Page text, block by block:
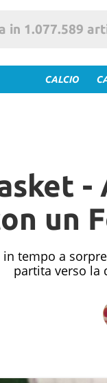
CALCIO
-
un
in tempo a
partita verso la